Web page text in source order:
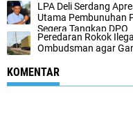
LPA Deli Serdang
Utama Pembunuhan
Segera Tangkap DPO
Peredaran Rokok
Ombudsman agar
KOMENTAR